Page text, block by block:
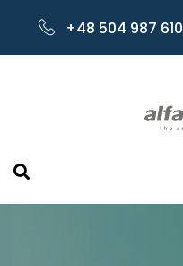
+48 504 987 610